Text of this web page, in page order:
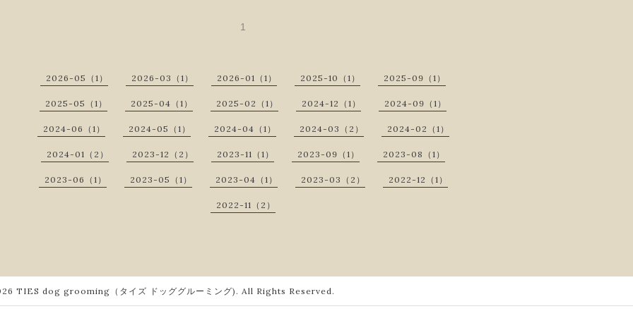
1
2026-05（1） 2026-03（1） 2026-01（1） 2025-10（1） 2025-09（1）
2025-05（1） 2025-04（1） 2025-02（1） 2024-12（1） 2024-09（1）
2024-06（1） 2024-05（1） 2024-04（1） 2024-03（2） 2024-02（1）
2024-01（2） 2023-12（2） 2023-11（1） 2023-09（1） 2023-08（1）
2023-06（1） 2023-05（1） 2023-04（1） 2023-03（2） 2022-12（1）
2022-11（2）
TIES dog grooming（タイズ ドッググルーミング) . All Rights Reserved.